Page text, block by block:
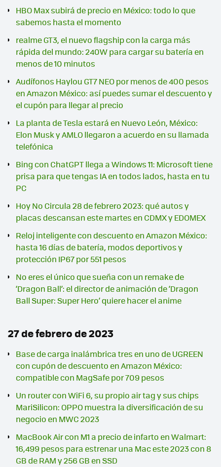
HBO Max subirá de precio en México: todo lo que
sabemos hasta el momento
realme GT3, el nuevo flagship con la carga más
rápida del mundo: 240W para cargar su batería en
menos de 10 minutos
Audífonos Haylou GT7 NEO por menos de 400 pesos
en Amazon México: así puedes sumar el descuento y
el cupón para llegar al precio
La planta de Tesla estará en Nuevo León, México:
Elon Musk y AMLO llegaron a acuerdo en su llamada
telefónica
Bing con ChatGPT llega a Windows 11: Microsoft tiene
prisa para que tengas IA en todos lados, hasta en tu
PC
Hoy No Circula 28 de febrero 2023: qué autos y
placas descansan este martes en CDMX y EDOMEX
Reloj inteligente con descuento en Amazon México:
hasta 16 días de batería, modos deportivos y
protección IP67 por 551 pesos
No eres el único que sueña con un remake de
‘Dragon Ball’: el director de animación de ‘Dragon
Ball Super: Super Hero’ quiere hacer el anime
27 de febrero de 2023
Base de carga inalámbrica tres en uno de UGREEN
con cupón de descuento en Amazon México:
compatible con MagSafe por 709 pesos
Un router con WiFi 6, su propio air tag y sus chips
MariSilicon: OPPO muestra la diversificación de su
negocio en MWC 2023
MacBook Air con M1 a precio de infarto en Walmart:
16,499 pesos para estrenar una Mac este 2023 con 8
GB de RAM y 256 GB en SSD